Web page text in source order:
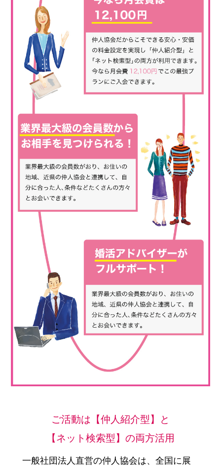
ご活動は【仲人紹介型】と
【ネット検索型】の両方活用
一般社団法人直営の仲人協会は、全国に展